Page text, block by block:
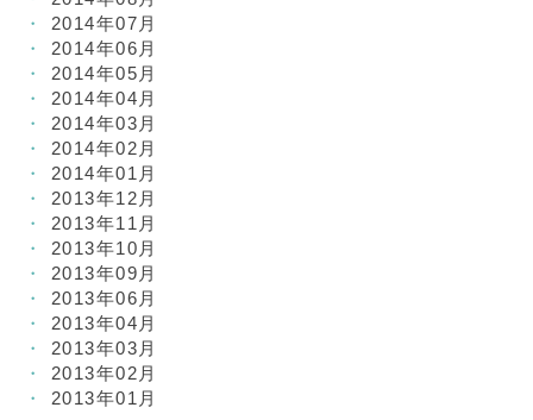
2014年07月
2014年06月
2014年05月
2014年04月
2014年03月
2014年02月
2014年01月
2013年12月
2013年11月
2013年10月
2013年09月
2013年06月
2013年04月
2013年03月
2013年02月
2013年01月